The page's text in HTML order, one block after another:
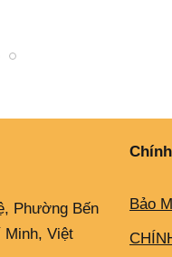
Phường Bến
Minh, Việt
Bảo